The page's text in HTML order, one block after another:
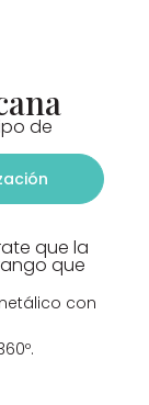
de
que la
que
con